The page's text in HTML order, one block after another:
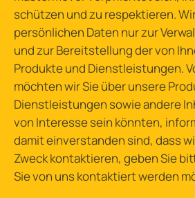
schützen und zu respektieren.
persönlichen Daten nur zur
und zur Bereitstellung der von
Produkte und Dienstleistungen.
möchten wir Sie über unsere
Dienstleistungen sowie andere
von Interesse sein könnten,
damit einverstanden sind, dass
Zweck kontaktieren, geben Sie
Sie von uns kontaktiert werden